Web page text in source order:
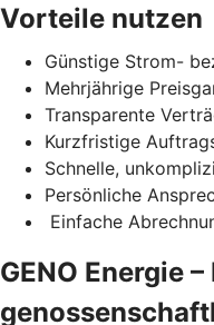
Vorteile nutzen
Günstige Strom-
Mehrjährige
Transparente
Kurzfristige
Schnelle,
Persönliche
Einfache
GENO Energie –